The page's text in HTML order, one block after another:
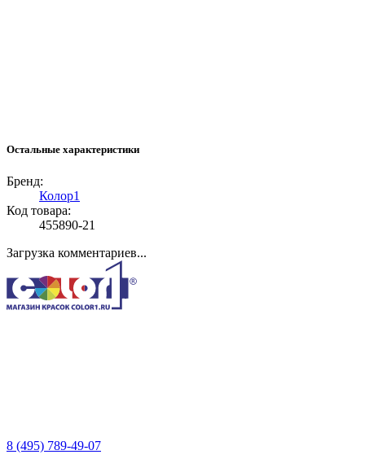
Остальные характеристики
Бренд:
Колор1
Код товара:
455890-21
Загрузка комментариев...
8 (495) 789-49-07